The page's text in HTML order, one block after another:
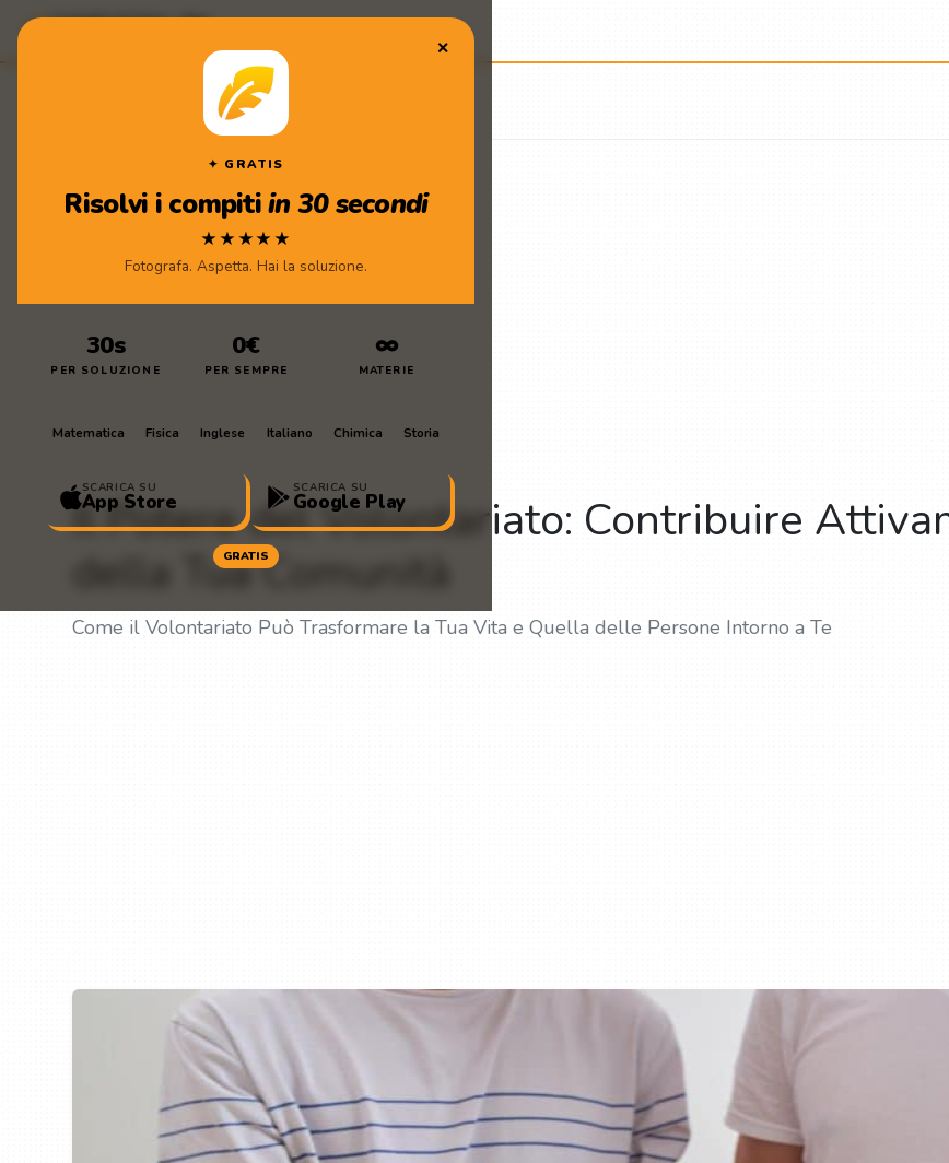
Compiti di Casa · App
✕
✦ GRATIS
Risolvi i compitiin 30 secondi
★★★★★
Fotografa. Aspetta. Hai la soluzione.
30s
PER SOLUZIONE
0€
PER SEMPRE
∞
MATERIE
Matematica Fisica Inglese Italiano Chimica Storia
SCARICA SU
App Store
SCARICA SU
Google Play
GRATIS
di Casa
Il Potere del Volontariato: Contribuire
della Tua Comunità
Come il Volontariato Può Trasformare la Tua Vita e Quella delle Persone Intorno a Te